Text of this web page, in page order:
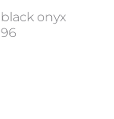
black onyx
96